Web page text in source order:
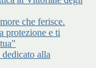
che ferisce.
protezione e ti
alla